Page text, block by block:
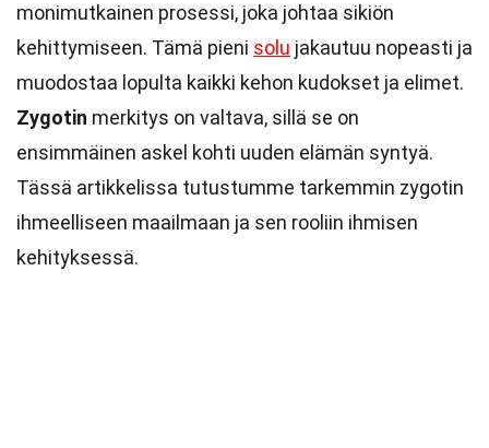
monimutkainen prosessi, joka johtaa sikiön
kehittymiseen. Tämä pieni solu jakautuu nopeasti ja
muodostaa lopulta kaikki kehon kudokset ja elimet.
Zygotin merkitys on valtava, sillä se on
ensimmäinen askel kohti uuden elämän syntyä.
Tässä artikkelissa tutustumme tarkemmin zygotin
ihmeelliseen maailmaan ja sen rooliin ihmisen
kehityksessä.